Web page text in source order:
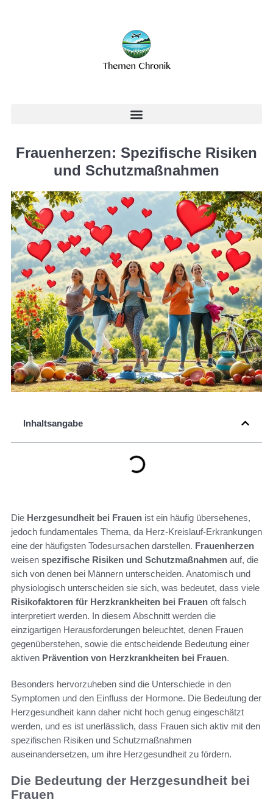
Frauenherzen: Spezifische Risiken
und Schutzmaßnahmen
Inhaltsangabe
Die Herzgesundheit bei Frauen ist ein häufig übersehenes,
jedoch fundamentales Thema, da Herz-Kreislauf-Erkrankungen
eine der häufigsten Todesursachen darstellen. Frauenherzen
weisen spezifische Risiken und Schutzmaßnahmen auf, die
sich von denen bei Männern unterscheiden. Anatomisch und
physiologisch unterscheiden sie sich, was bedeutet, dass viele
Risikofaktoren für Herzkrankheiten bei Frauen oft falsch
interpretiert werden. In diesem Abschnitt werden die
einzigartigen Herausforderungen beleuchtet, denen Frauen
gegenüberstehen, sowie die entscheidende Bedeutung einer
aktiven Prävention von Herzkrankheiten bei Frauen.
Besonders hervorzuheben sind die Unterschiede in den
Symptomen und den Einfluss der Hormone. Die Bedeutung der
Herzgesundheit kann daher nicht hoch genug eingeschätzt
werden, und es ist unerlässlich, dass Frauen sich aktiv mit den
spezifischen Risiken und Schutzmaßnahmen
auseinandersetzen, um ihre Herzgesundheit zu fördern.
Die Bedeutung der Herzgesundheit bei
Frauen